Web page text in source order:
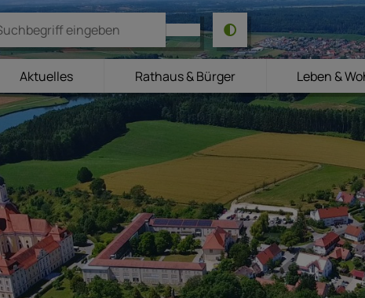
Aktuelles Rathaus & Bürger Leben &